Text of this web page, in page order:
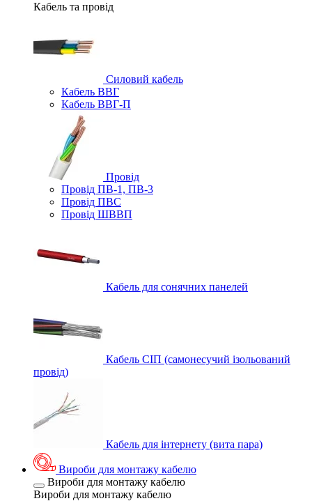
Кабель та провід
Силовий кабель
Кабель ВВГ
Кабель ВВГ-П
Провід
Провід ПВ-1, ПВ-3
Провід ПВС
Провід ШВВП
Кабель для сонячних панелей
Кабель СІП (самонесучий ізольований
провід)
Кабель для інтернету (вита пара)
Вироби для монтажу кабелю
Вироби для монтажу кабелю
Вироби для монтажу кабелю